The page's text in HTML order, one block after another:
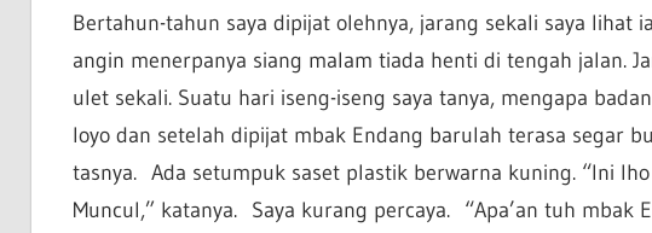
Bertahun-tahun saya dipijat olehnya, jarang sekali saya lihat
angin menerpanya siang malam tiada henti di tengah jalan.
ulet sekali. Suatu hari iseng-iseng saya tanya, mengapa
loyo dan setelah dipijat mbak Endang barulah terasa segar
tasnya. Ada setumpuk saset plastik berwarna kuning. “Ini
Muncul,” katanya. Saya kurang percaya. “Apa’an tuh mbak